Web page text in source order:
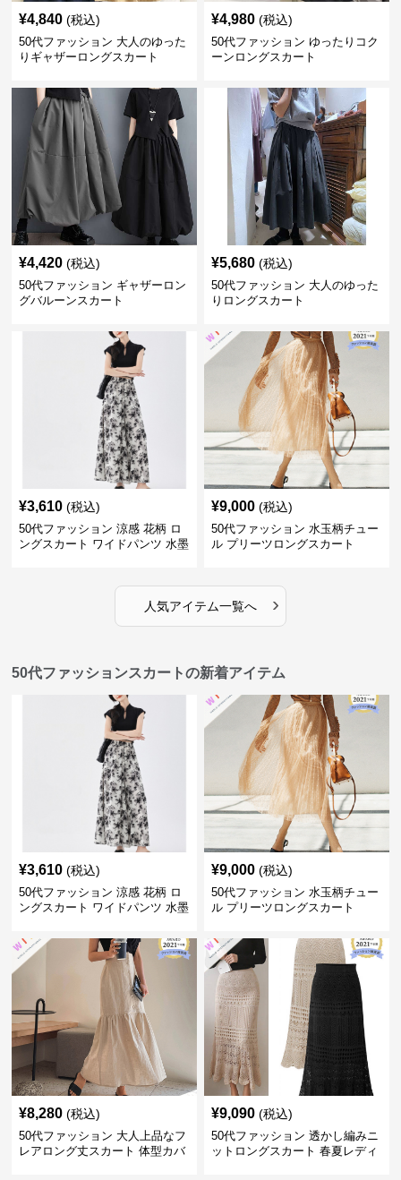
¥4,840 (税込)
50代ファッション 大人のゆった
りギャザーロングスカート
¥4,980 (税込)
50代ファッション ゆったりコク
ーンロングスカート
¥4,420 (税込)
50代ファッション ギャザーロン
グバルーンスカート
¥5,680 (税込)
50代ファッション 大人のゆった
りロングスカート
¥3,610 (税込)
50代ファッション 涼感 花柄 ロ
ングスカート ワイドパンツ 水墨
¥9,000 (税込)
50代ファッション 水玉柄チュー
ル プリーツロングスカート
人気アイテム一覧へ ›
50代ファッションスカートの新着アイテム
¥3,610 (税込)
50代ファッション 涼感 花柄 ロ
ングスカート ワイドパンツ 水墨
¥9,000 (税込)
50代ファッション 水玉柄チュー
ル プリーツロングスカート
¥8,280 (税込)
50代ファッション 大人上品なフ
レアロング丈スカート 体型カバ
¥9,090 (税込)
50代ファッション 透かし編みニ
ットロングスカート 春夏レディ